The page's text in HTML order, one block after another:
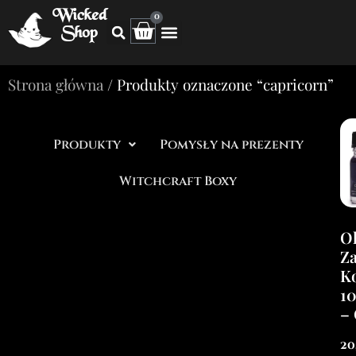
Wicked
Shop
0
Strona główna / Produkty oznaczone “capricorn”
Produkty Pomysły na prezenty
Witchcraft Boxy
–